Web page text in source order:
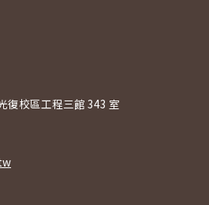
復校區工程三館 343 室